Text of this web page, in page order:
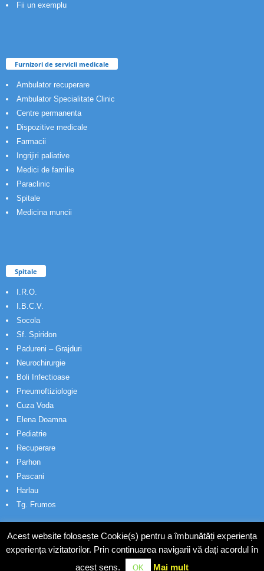
Fii un exemplu
Furnizori de servicii medicale
Ambulator recuperare
Ambulator Specialitate Clinic
Centre permanenta
Dispozitive medicale
Farmacii
Ingrijiri paliative
Medici de familie
Paraclinic
Spitale
Medicina muncii
Spitale
I.R.O.
I.B.C.V.
Socola
Sf. Spiridon
Padureni – Grajduri
Neurochirurgie
Boli Infectioase
Pneumoftiziologie
Cuza Voda
Elena Doamna
Pediatrie
Recuperare
Parhon
Pascani
Harlau
Tg. Frumos
Acest website folosește Cookie(s) pentru a îmbunătăți experiența
experiența vizitatorilor. Prin continuarea navigarii vă dați acordul în
acest sens.
OK Mai mult